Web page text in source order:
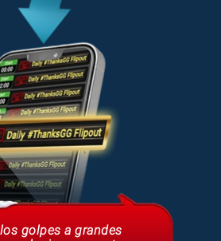
golpes a grandes